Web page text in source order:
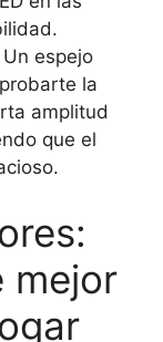
Un espejo
la
amplitud
que el
mejor